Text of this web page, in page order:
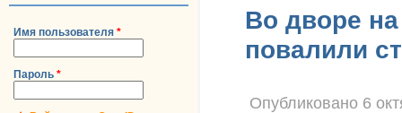
Имя пользователя *
Пароль *
Во дворе
повалили
Опубликовано 6